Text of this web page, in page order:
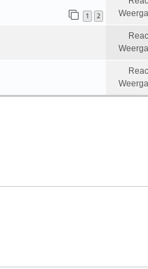
1 2